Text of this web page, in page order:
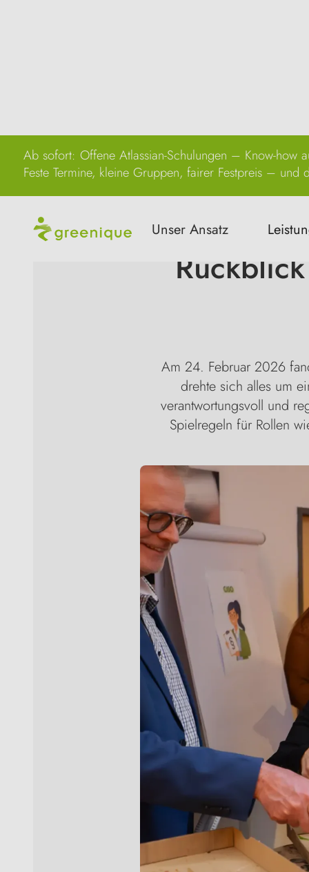
Ab sofort: Offene Atlassian-Schulungen – Know-how
Feste Termine, kleine Gruppen, fairer Festpreis – und
Unser Ansatz
Am 24. Februar 2026
drehte sich alles um
verantwortungsvoll und
Spielregeln für Rollen